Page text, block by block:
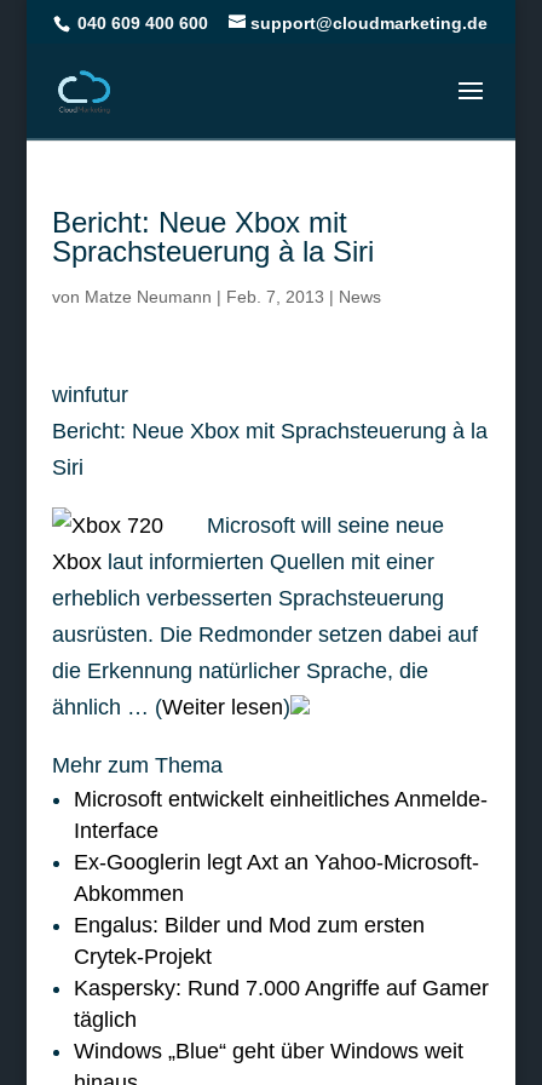
040 609 400 600 support@cloudmarketing.de
Bericht: Neue Xbox mit
Sprachsteuerung à la Siri
von Matze Neumann | Feb. 7, 2013 | News
winfutur
Bericht: Neue Xbox mit Sprachsteuerung à la
Siri
Microsoft will seine neue
Xboxlaut informierten Quellen mit einer
erheblich verbesserten Sprachsteuerung
ausrüsten. Die Redmonder setzen dabei auf
die Erkennung natürlicher Sprache, die
ähnlich … (Weiter lesen)
Mehr zum Thema
Microsoft entwickelt einheitliches Anmelde-
Interface
Ex-Googlerin legt Axt an Yahoo-Microsoft-
Abkommen
Engalus: Bilder und Mod zum ersten
Crytek-Projekt
Kaspersky: Rund 7.000 Angriffe auf Gamer
täglich
Windows „Blue“ geht über Windows weit